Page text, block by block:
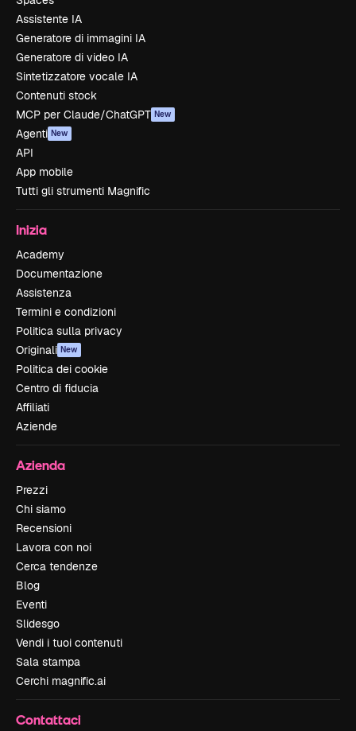
Assistente IA
Generatore di immagini IA
Generatore di video IA
Sintetizzatore vocale IA
Contenuti stock
MCP per Claude/ChatGPT New
Agenti New
API
App mobile
Tutti gli strumenti Magnific
Inizia
Academy
Documentazione
Assistenza
Termini e condizioni
Politica sulla privacy
Originali New
Politica dei cookie
Centro di fiducia
Affiliati
Aziende
Azienda
Prezzi
Chi siamo
Recensioni
Lavora con noi
Cerca tendenze
Blog
Eventi
Slidesgo
Vendi i tuoi contenuti
Sala stampa
Cerchi magnific.ai
Contattaci